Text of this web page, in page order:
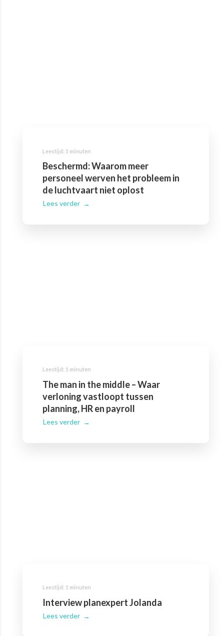
Beschermd: Waarom meer
personeel werven het probleem in
de luchtvaart niet oplost
Lees verder
The man in the middle – Waar
verloning vastloopt tussen
planning, HR en payroll
Lees verder
Interview planexpert Jolanda
Lees verder